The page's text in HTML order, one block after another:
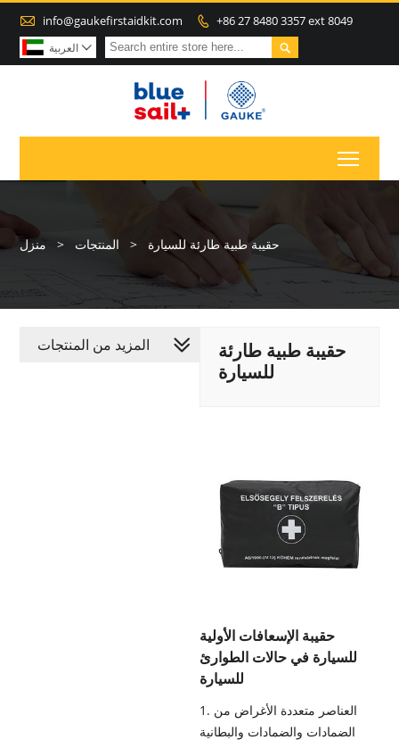
 info@gaukefirstaidkit.com  +86 27 8480 3357 ext 8049
 العربية 
منزل > المنتجات > حقيبة طبية طارئة للسيارة
حقيبة طبية طارئة
للسيارة
حقيبة الإسعافات الأولية
للسيارة في حالات الطوارئ
للسيارة
1. العناصر متعددة الأغراض من
الضمادات والضمادات والبطانية
المزيد من المنتجات